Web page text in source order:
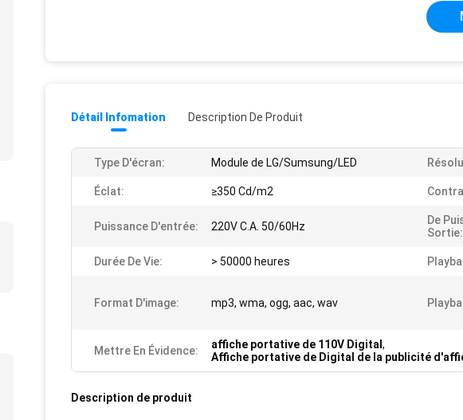
Détail Infomation Description De Produit
Type D'écran: Module de LG/Sumsung/LED
Éclat: ≥350 Cd/m2
Puissance D'entrée: 220V C.A. 50/60Hz
De
Sortie:
Durée De Vie: > 50000 heures
Format D'image: mp3, wma, ogg, aac, wav
Mettre En Évidence: affiche portative de 110V Digital ,
Affiche portative de Digital de la publicité
Description de produit